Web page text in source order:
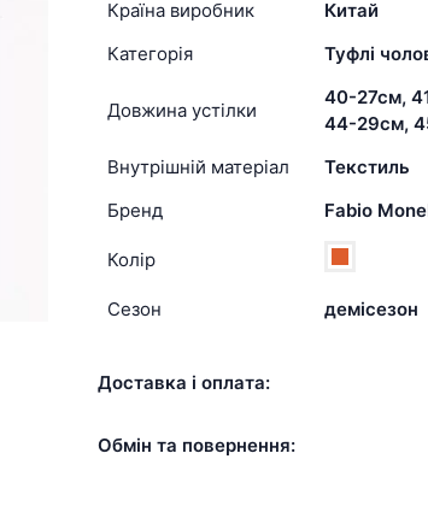
Країна виробник
Китай
Категорія
Туфлі
Довжина устілки
40-27см,
44-29см,
Внутрішній матеріал
Текстиль
Бренд
Fabio
Колір
Сезон демісезон
Доставка і оплата:
Обмін та повернення: